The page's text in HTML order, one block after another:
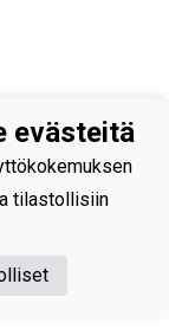
evästeitä
tilastollisiin